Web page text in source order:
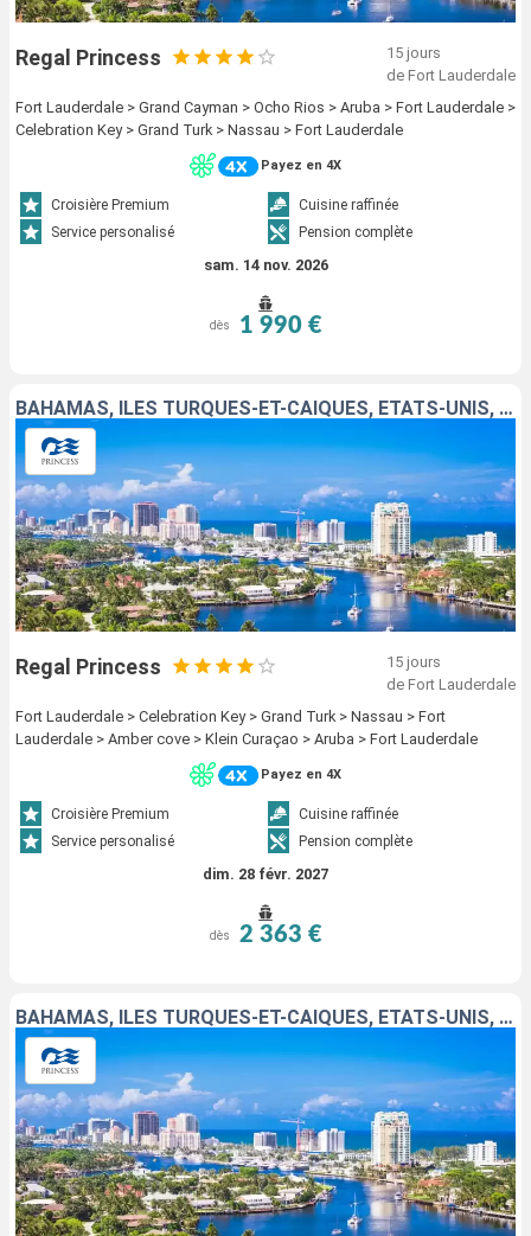
Regal Princess
15 jours
de Fort Lauderdale
Fort Lauderdale > Grand Cayman > Ocho Rios > Aruba > Fort Lauderdale >
Celebration Key > Grand Turk > Nassau > Fort Lauderdale
Payez en 4X
Croisière Premium
Cuisine raffinée
Service personalisé
Pension complète
sam. 14 nov. 2026
dès 1 990 €
BAHAMAS, ÎLES TURQUES-ET-CAÏQUES, ÉTATS-UNIS, RÉPUBLIQUE DOMINICAINE, ARUBA
Regal Princess
15 jours
de Fort Lauderdale
Fort Lauderdale > Celebration Key > Grand Turk > Nassau > Fort
Lauderdale > Amber cove > Klein Curaçao > Aruba > Fort Lauderdale
Payez en 4X
Croisière Premium
Cuisine raffinée
Service personalisé
Pension complète
dim. 28 févr. 2027
dès 2 363 €
BAHAMAS, ÎLES TURQUES-ET-CAÏQUES, ÉTATS-UNIS, ARUBA, BONAIRE